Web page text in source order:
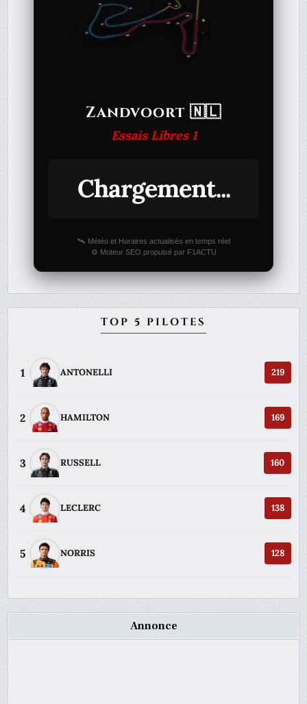
Zandvoort 🇳🇱
Essais Libres 1
Chargement...
🛰️ Météo et Horaires actualisés en temps réel
⚙️ Moteur SEO propulsé par F1ACTU
TOP 5 PILOTES
1 ANTONELLI 219
2 HAMILTON 169
3 RUSSELL 160
4 LECLERC 138
5 NORRIS 128
Annonce